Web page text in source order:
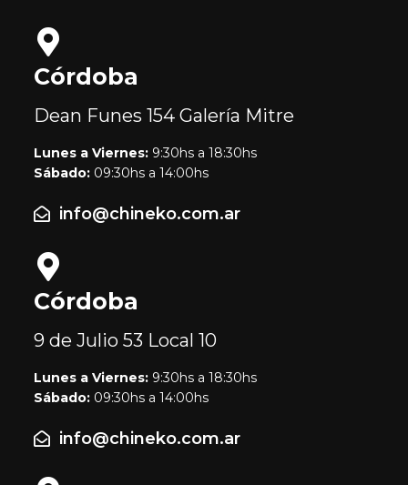
Córdoba
Dean Funes 154Galería Mitre
Lunes a Viernes: 9:30hs a 18:30hs
Sábado: 09:30hs a 14:00hs
info@chineko.com.ar
Córdoba
9 de Julio 53 Local 10
Lunes a Viernes: 9:30hs a 18:30hs
Sábado: 09:30hs a 14:00hs
info@chineko.com.ar